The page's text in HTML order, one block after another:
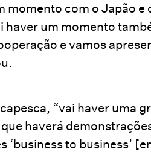
momento com o Japão
haver um momento
e vamos
“vai haver uma
haverá
‘business to business’